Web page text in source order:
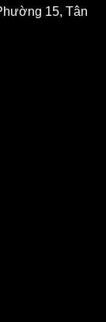
15, Tân